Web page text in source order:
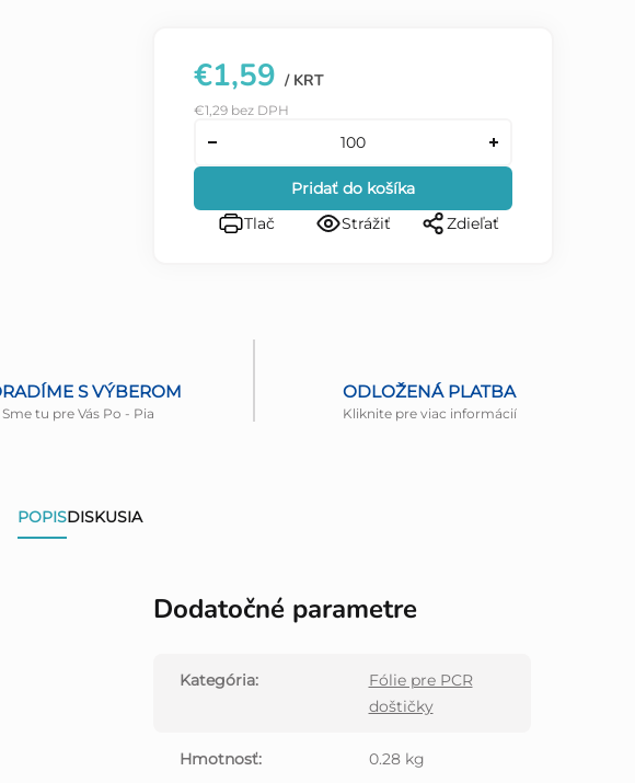
€1,59 / KRT
€1,29 bez DPH
Pridať do košíka
Tlač
Strážiť Zdieľať
S VÝBEROM
Sme tu pre Vás Po - Pia
ODLOŽENÁ PLATBA
Kliknite pre viac informácií
POPISDISKUSIA
Dodatočné parametre
Kategória:
Fólie pre PCR
doštičky
Hmotnosť: 0.28 kg